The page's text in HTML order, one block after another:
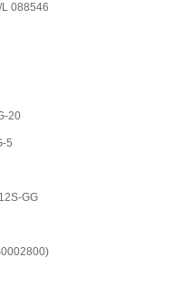
088546
20
5
GG